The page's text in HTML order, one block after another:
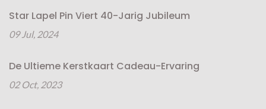
Star Lapel Pin Viert 40-Jarig Jubileum
09 Jul, 2024
De Ultieme Kerstkaart Cadeau-Ervaring
02 Oct, 2023